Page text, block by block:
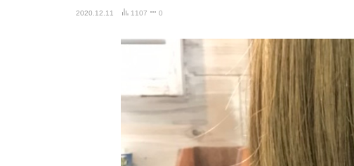
2020.12.11 1107 0